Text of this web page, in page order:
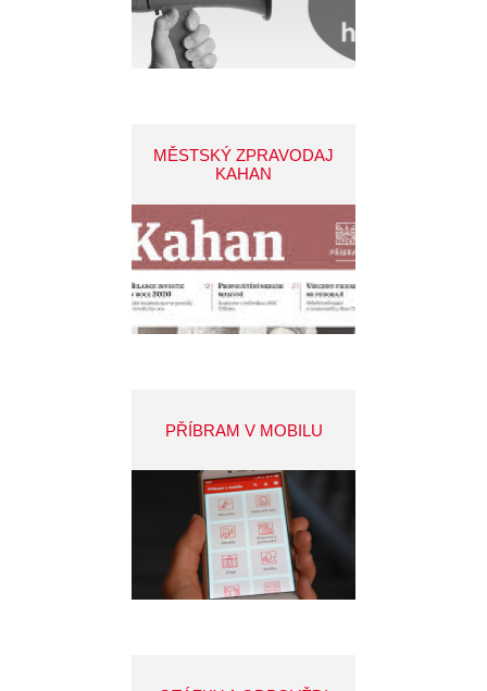
MĚSTSKÝ ZPRAVODAJ
KAHAN
PŘÍBRAM V MOBILU